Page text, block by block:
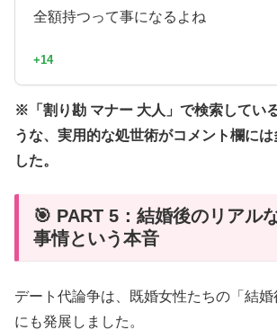
全額持つって事になるよね
+14
※「割り勘 マナー 大人」で検索してい
うな、実用的な処世術がコメント欄に
した。
🎯 PART 5：結婚後のリアル
事情という本音
デート代論争は、既婚女性たちの「結婚
にも発展しました。